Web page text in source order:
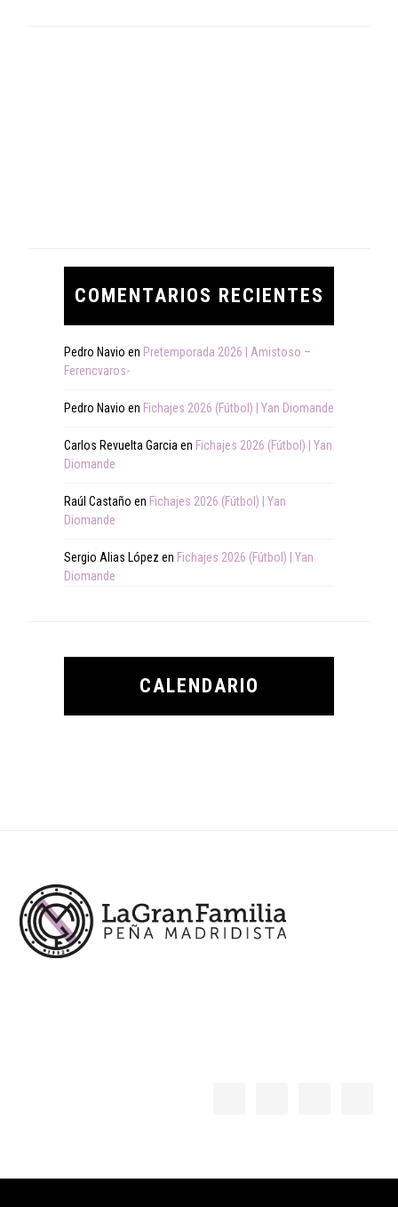
COMENTARIOS RECIENTES
Pedro Navio en Pretemporada 2026 | Amistoso –
Ferencvaros-
Pedro Navio en Fichajes 2026 (Fútbol) | Yan Diomande
Carlos Revuelta Garcia en Fichajes 2026 (Fútbol) | Yan
Diomande
Raúl Castaño en Fichajes 2026 (Fútbol) | Yan
Diomande
Sergio Alias López en Fichajes 2026 (Fútbol) | Yan
Diomande
CALENDARIO